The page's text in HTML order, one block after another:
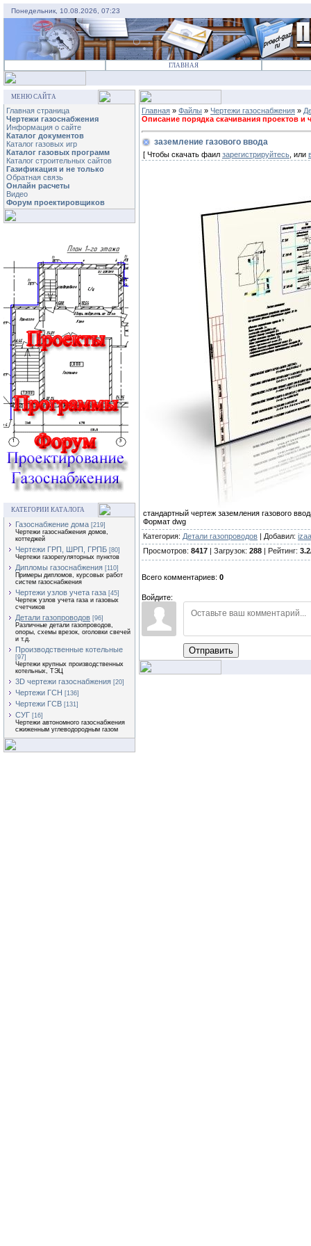
Понедельник, 10.08.2026, 07:23
ГЛАВНАЯ
МЕНЮ САЙТА
Главная страница
Чертежи газоснабжения
Информация о сайте
Каталог документов
Каталог газовых игр
Каталог газовых программ
Каталог строительных сайтов
Газификация и не только
Обратная связь
Онлайн расчеты
Видео
Форум проектировщиков
КАТЕГОРИИ КАТАЛОГА
Газоснабжение дома [219]
Чертежи газоснабжения домов,
коттеджей
Чертежи ГРП, ШРП, ГРПБ [80]
Чертежи газорегуляторных пунктов
Дипломы газоснабжения [110]
Примеры дипломов, курсовых работ
систем газоснабжения
Чертежи узлов учета газа [45]
Чертеж узлов учета газа и газовых
счетчиков
Детали газопроводов [96]
Различные детали газопроводов,
опоры, схемы врезок, оголовки свечей
и т.д.
Производственные котельные
[97]
Чертежи крупных производственных
котельных, ТЭЦ
3D чертежи газоснабжения [20]
Чертежи ГСН [136]
Чертежи ГСВ [131]
СУГ [16]
Чертежи автономного газоснабжения
сжиженным углеводородным газом
Главная » Файлы » Чертежи газоснабжения »
Описание порядка скачивания проектов и
заземление газового ввода
[ Чтобы скачать фаил зарегистрируйтесь , или
стандартный чертеж заземления газового
Формат dwg
Категория: Детали газопроводов | Добавил: izaa
Просмотров: 8417 | Загрузок: 288 | Рейтинг: 3.2
Всего комментариев: 0
Войдите:
Отправить